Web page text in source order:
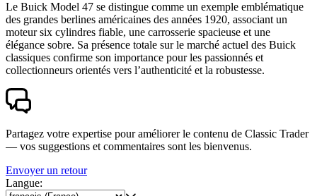
Le Buick Model 47 se distingue comme un exemple emblématique
des grandes berlines américaines des années 1920, associant un
moteur six cylindres fiable, une carrosserie spacieuse et une
élégance sobre. Sa présence totale sur le marché actuel des Buick
classiques confirme son importance pour les passionnés et
collectionneurs orientés vers l’authenticité et la robustesse.
Partagez votre expertise pour améliorer le contenu de Classic Trader
— vos suggestions et commentaires sont les bienvenus.
Envoyer un retour
Langue: